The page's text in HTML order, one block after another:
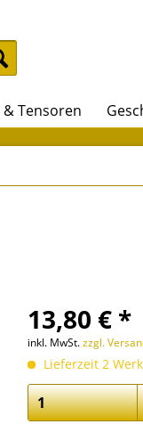
Tensoren
13,80 € *
inkl. MwSt.zzgl.
Lieferzeit 2